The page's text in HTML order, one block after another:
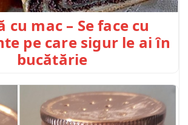
cu mac – Se face cu
pe care sigur le ai în
bucătărie